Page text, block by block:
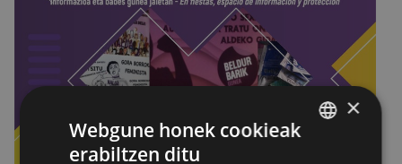
×
Webgune honek cookieak
erabiltzen ditu